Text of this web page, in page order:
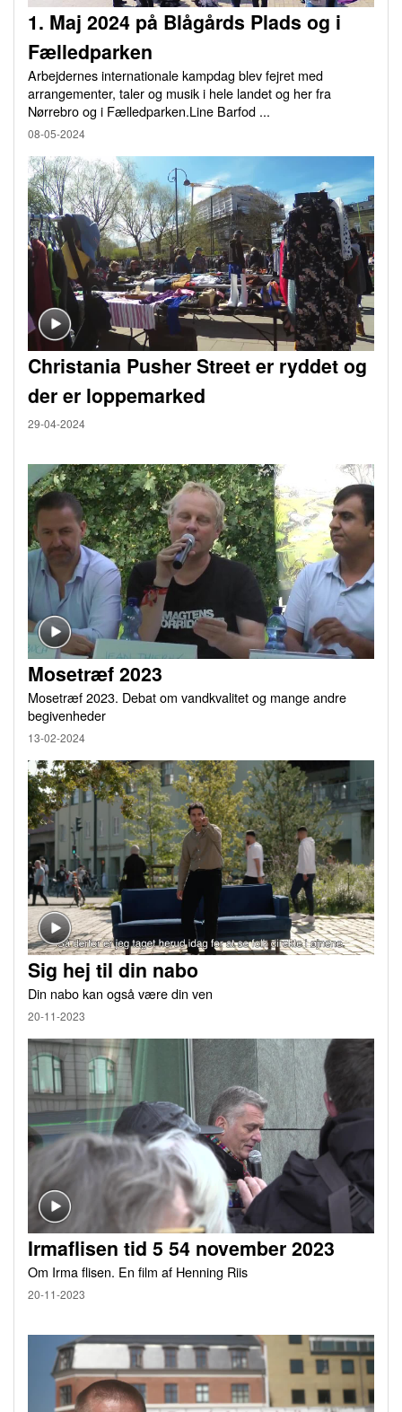
1. Maj 2024 på Blågårds Plads og i
Fælledparken
Arbejdernes internationale kampdag blev fejret med
arrangementer, taler og musik i hele landet og her fra
Nørrebro og i Fælledparken.Line Barfod ...
08-05-2024
Christania Pusher Street er ryddet og
der er loppemarked
29-04-2024
Mosetræf 2023
Mosetræf 2023. Debat om vandkvalitet og mange andre
begivenheder
13-02-2024
Sig hej til din nabo
Din nabo kan også være din ven
20-11-2023
Irmaflisen tid 5 54 november 2023
Om Irma flisen. En film af Henning Riis
20-11-2023